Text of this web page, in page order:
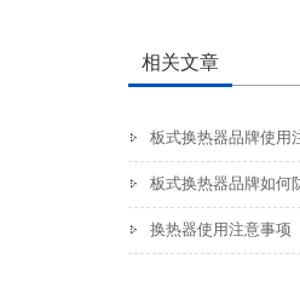
相关文章
板式换热器品牌使用
板式换热器品牌如何
换热器使用注意事项